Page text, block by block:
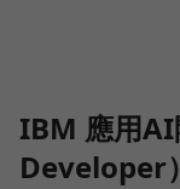
IBM 應用
Developer）